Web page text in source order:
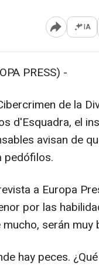
Abrir IA
PRESS) -
de la
d'Esquadra, el
avisan de
pedófilos.
a Europa
por las
serán muy
hay peces.